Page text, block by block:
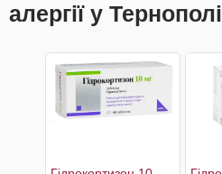
алергії у Тернополі